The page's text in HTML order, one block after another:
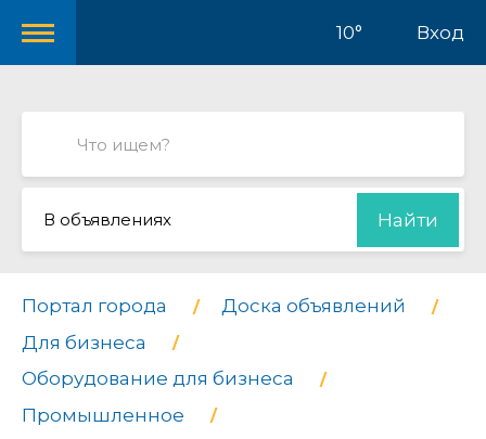
10° Вход
В объявлениях Найти
Портал города
Доска объявлений
Для бизнеса
Оборудование для бизнеса
Промышленное